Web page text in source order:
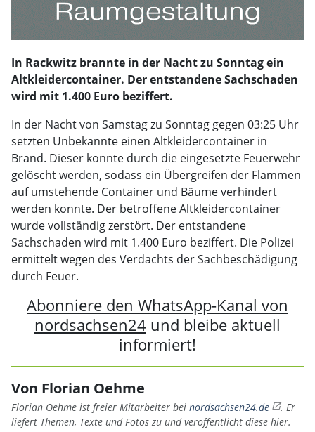
In Rackwitz brannte in der Nacht zu Sonntag ein
Altkleidercontainer. Der entstandene Sachschaden
wird mit 1.400 Euro beziffert.
In der Nacht von Samstag zu Sonntag gegen 03:25 Uhr
setzten Unbekannte einen Altkleidercontainer in
Brand. Dieser konnte durch die eingesetzte Feuerwehr
gelöscht werden, sodass ein Übergreifen der Flammen
auf umstehende Container und Bäume verhindert
werden konnte. Der betroffene Altkleidercontainer
wurde vollständig zerstört. Der entstandene
Sachschaden wird mit 1.400 Euro beziffert. Die Polizei
ermittelt wegen des Verdachts der Sachbeschädigung
durch Feuer.
Abonniere den WhatsApp-Kanal von
nordsachsen24 und bleibe aktuell
informiert!
Von Florian Oehme
Florian Oehme ist freier Mitarbeiter bei nordsachsen24.de
. Er
liefert Themen, Texte und Fotos zu und veröffentlicht diese hier.